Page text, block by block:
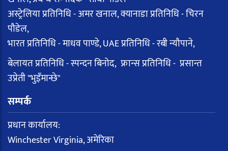
अस्ट्रेलिया प्रतिनिधि - अमर खनाल, क्यानाडा प्रतिनिधि - चिरन
पौडेल,
भारत प्रतिनिधि - माधव पाण्डे, UAE प्रतिनिधि - रबी न्यौपाने,
बेलायत प्रतिनिधि - स्पन्दन बिनोद, फ्रान्स प्रतिनिधि - प्रसान्त
उप्रेती "भुइँमान्छे"
सम्पर्क
प्रधान कार्यालय:
Winchester Virginia, अमेरिका